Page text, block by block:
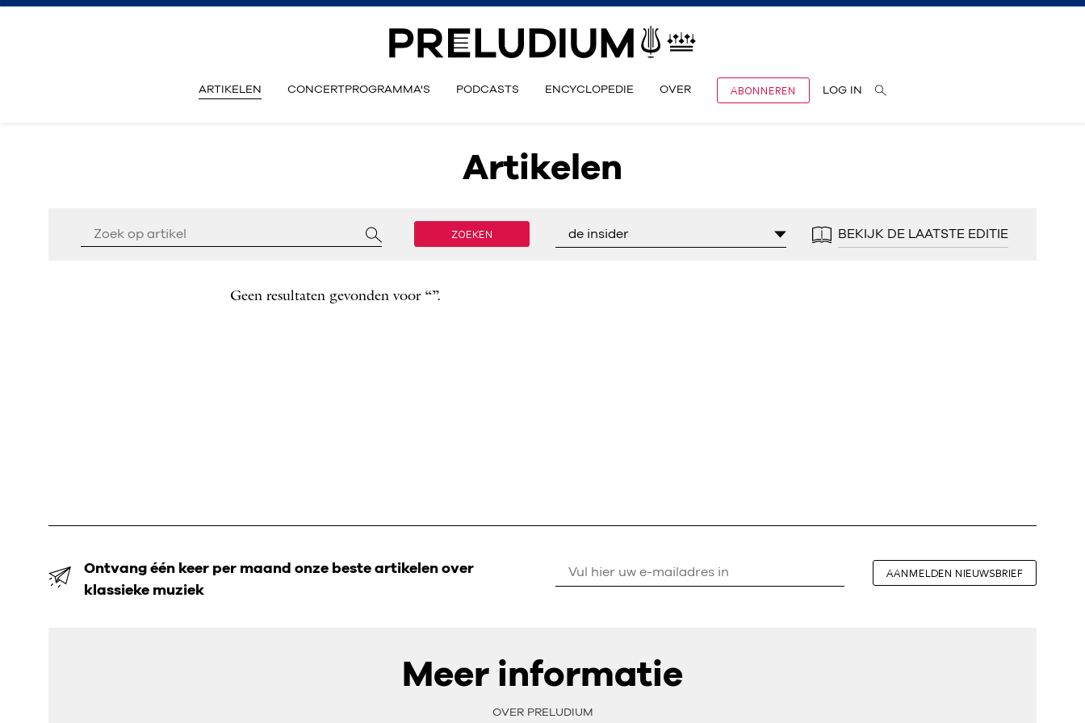
ARTIKELEN CONCERTPROGRAMMA'S PODCASTS ENCYCLOPEDIE OVER ABONNEREN LOG IN
Artikelen
ZOEKEN de insider BEKIJK DE LAATSTE EDITIE
Geen resultaten gevonden voor “”.
Ontvang één keer per maand onze beste artikelen over
klassieke muziek
AANMELDEN NIEUWSBRIEF
Meer informatie
OVER PRELUDIUM